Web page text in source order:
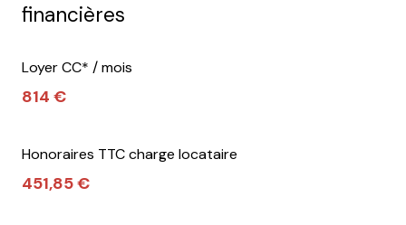
financières
Loyer CC* / mois
814 €
Honoraires TTC charge locataire
451,85 €